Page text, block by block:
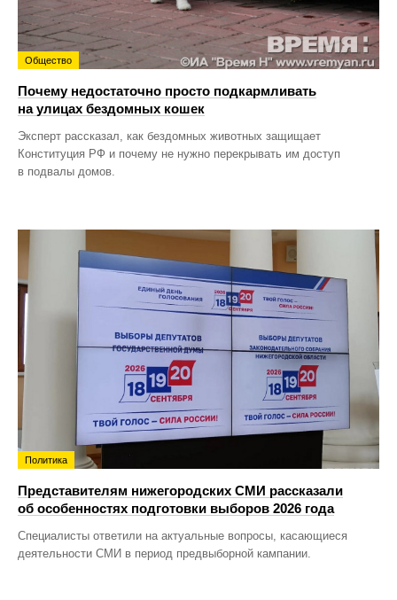
Общество
Почему недостаточно просто подкармливать
на улицах бездомных кошек
Эксперт рассказал, как бездомных животных защищает
Конституция РФ и почему не нужно перекрывать им доступ
в подвалы домов.
Политика
Представителям нижегородских СМИ рассказали
об особенностях подготовки выборов 2026 года
Специалисты ответили на актуальные вопросы, касающиеся
деятельности СМИ в период предвыборной кампании.